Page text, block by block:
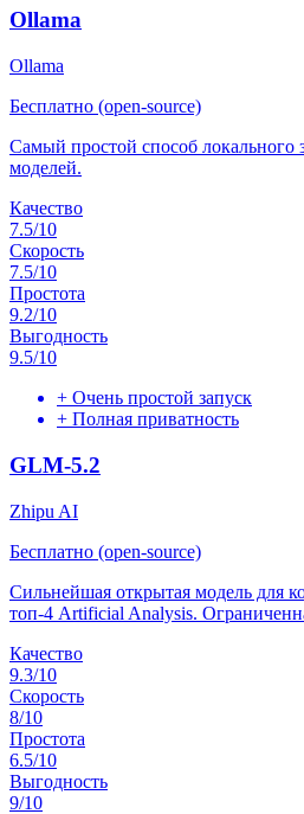
Ollama
Ollama
Бесплатно (open-source)
Самый простой способ локального
моделей.
Качество
7.5/10
Скорость
7.5/10
Простота
9.2/10
Выгодность
9.5/10
+ Очень простой запуск
+ Полная приватность
GLM-5.2
Zhipu AI
Бесплатно (open-source)
Сильнейшая открытая модель для
топ-4 Artificial Analysis.
Качество
9.3/10
Скорость
8/10
Простота
6.5/10
Выгодность
9/10